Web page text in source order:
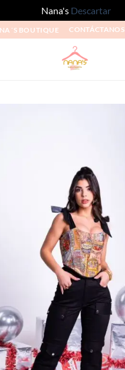
Nana's Descartar
BOUTIQUE CONTÁCTANOS